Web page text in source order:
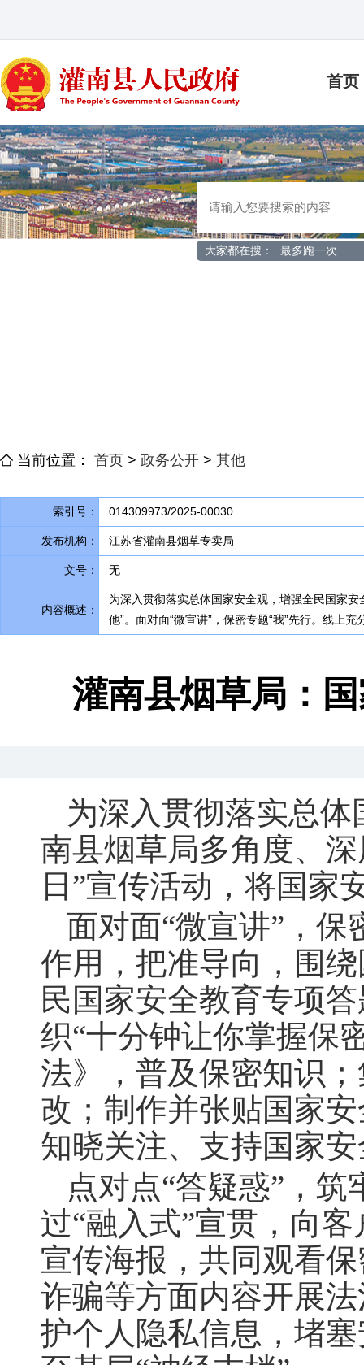
首页
大家都在搜： 最多跑一次
当前位置： 首页 > 政务公开 > 其他
索引号： 014309973/2025-00030
发布机构： 江苏省灌南县烟草专卖局
文号： 无
内容概述：
为深入贯彻落实总体国家安全观， 增强全民国家安
他”。面对面“微宣讲”， 保密专题“我”先行。线上充
灌南县烟草局：
为深入贯彻落实总体
南县烟草局多角度、
日”宣传活动 ， 将国家
面对面“微宣讲” ， 保
作用 ， 把准导向，围
民国家安全教育专项
织“十分钟让你掌握保
法》
， 普及保密知识
改；制作并张贴国家
知晓关注、支持国家
点对点“答疑惑” ， 筑
过“融入式”宣贯，向
宣传海报，共同观看
诈骗等方面内容开展
护个人隐私信息 ， 堵